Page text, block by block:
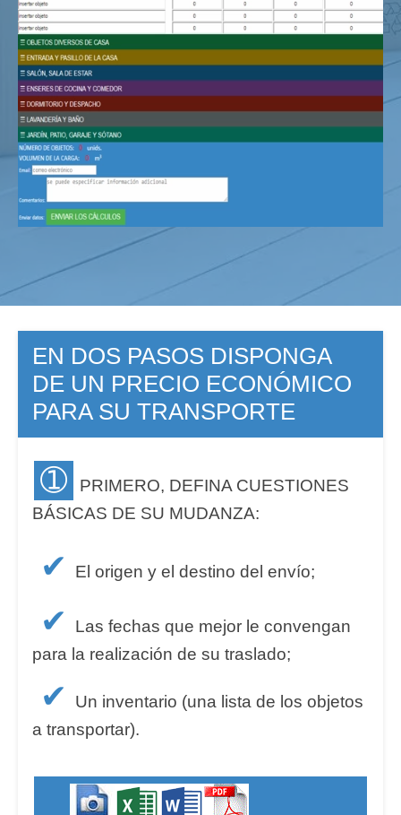
EN DOS PASOS DISPONGA
DE UN PRECIO ECONÓMICO
PARA SU TRANSPORTE
➀
PRIMERO, DEFINA CUESTIONES
BÁSICAS DE SU MUDANZA:
✔ El origen y el destino del envío;
✔
Las fechas que mejor le convengan
para la realización de su traslado;
✔
Un inventario (una lista de los objetos
a transportar).